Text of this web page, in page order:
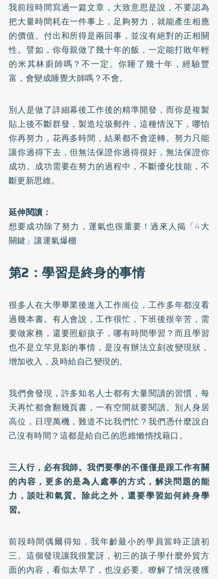
我前段時間寫過一篇文章，大致意思是說，不要認為
把大量時間耗在一件事上，足夠努力，就能產生相應
的價值。付出和所得是兩回事，並沒有絕對的正相關
性。譬如，你母親做了幾十年的飯，一定能打敗年輕
的米其林廚師嗎？不一定。你睡了幾十年，經驗豐
富，會變成睡覺大師嗎？不會。
別人是做了詳細幕後工作後的精準開發，而你是複製
貼上後不斷群發，製造垃圾郵件，這種情況下，哪怕
你再努力，花再多時間，結果都不會逆轉。努力只能
讓你過得下去，但無法保證你過得很好，無法保證你
成功。成功需要在努力的過程中，不斷優化技能，不
斷更新思維。
延伸閱讀：
想要成功除了努力，運氣也很重要！過來人揭「4大
關鍵」讓運氣爆棚
第2：學習是終身的事情
很多人在大學畢業後進入工作崗位，工作多年都沒看
過幾本書。有人會說，工作很忙，下班後很辛苦，需
要做家務，還要照顧孩子，哪有時間學習？而且學習
也不是立竿見影的事情，是沒有辦法立刻改變現狀，
增加收入，及時給自己變現的。
我們會發現，許多知名人士都有大量閱讀的習慣，每
天再忙都會翻幾頁書，一有空閒就要閱讀。別人身居
高位，日理萬機，難道不比我們忙？我們憑什麼說自
己沒有時間？這都是給自己的思維懶惰找藉口。
三人行，必有我師。我們要學的不僅僅是跟工作有關
的內容，更多的是為人處事的方式，解決問題的能
力，談吐和氣質。除此之外，還要學習如何終身學
習。
前段時間偶爾得知，我年齡最小的學員當時正讀初
三。這個發現讓我很驚訝，初三的孩子學什麼外貿方
面的內容，看似太早了，也沒必要。瞭解了情況後獲